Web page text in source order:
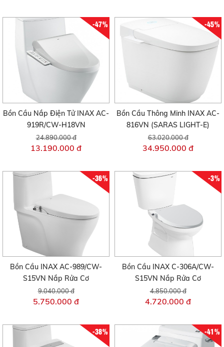
-47%
Bồn Cầu Nắp Điện Tử INAX AC-
919R/CW-H18VN
24.890.000 đ
13.190.000 đ
-45%
Bồn Cầu Thông Minh INAX AC-
816VN (SARAS LIGHT-E)
63.020.000 đ
34.950.000 đ
-36%
Bồn Cầu INAX AC-989/CW-
S15VN Nắp Rửa Cơ
9.040.000 đ
5.750.000 đ
-3%
Bồn Cầu INAX C-306A/CW-
S15VN Nắp Rửa Cơ
4.850.000 đ
4.720.000 đ
-38% -41%